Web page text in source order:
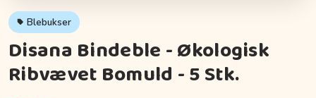
Blebukser
Disana Bindeble - Økologisk
Ribvævet Bomuld - 5 Stk.